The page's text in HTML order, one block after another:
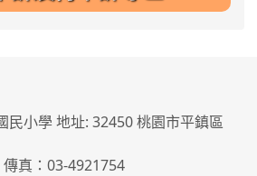
民小學 地址: 32450 桃園市平鎮區
真：03-4921754